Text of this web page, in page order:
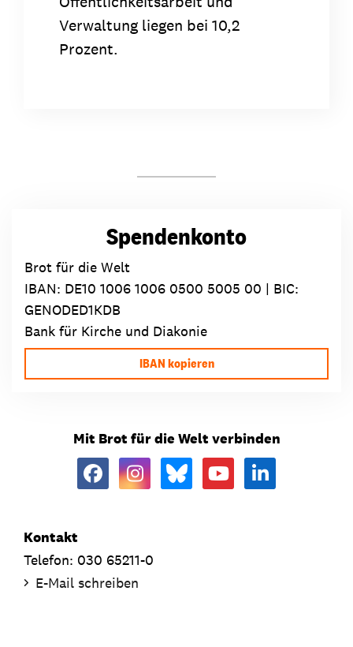
Verwaltung liegen bei 10,2
Prozent.
Spendenkonto
Brot für die Welt
IBAN: DE10 1006 1006 0500 5005 00 | BIC:
GENODED1KDB
Bank für Kirche und Diakonie
IBAN kopieren
Mit Brot für die Welt verbinden
Kontakt
Telefon: 030 65211-0
E-Mail schreiben